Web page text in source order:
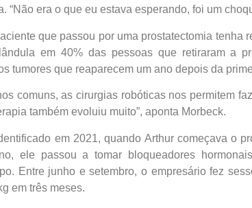
“Não era o que eu estava esperando, foi um
que passou por uma prostatectomia tenha
em 40% das pessoas que retiraram a
tumores que reaparecem um ano depois da
comuns, as cirurgias robóticas nos permitem
também evoluiu muito”, aponta Morbeck.
em 2021, quando Arthur começava o
ele passou a tomar bloqueadores
Entre junho e setembro, o empresário fez
em três meses.